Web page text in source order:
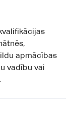
apmācības
vadību vai